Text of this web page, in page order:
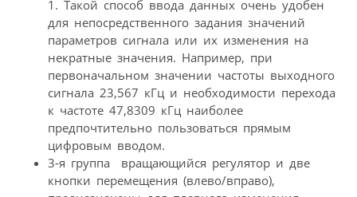
1. Такой способ ввода данных очень удобен
для непосредственного задания значений
параметров сигнала или их изменения на
некратные значения. Например, при
первоначальном значении частоты выходного
сигнала 23,567 кГц и необходимости перехода
к частоте 47,8309 кГц наиболее
предпочтительно пользоваться прямым
цифровым вводом.
3-я группа  вращающийся регулятор и две
кнопки перемещения (влево/вправо),